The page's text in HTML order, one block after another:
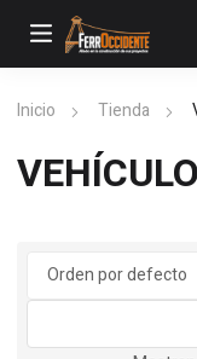
Inicio Tienda